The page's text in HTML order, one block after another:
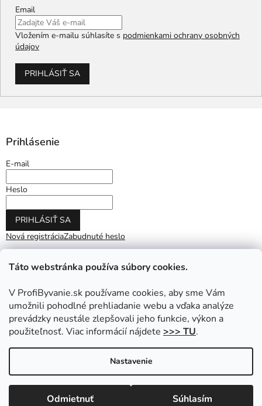
Táto webstránka používa súbory cookies.
V ProfiByvanie.sk používame cookies, aby sme Vám
umožnili pohodlné prehliadanie webu a vďaka analýze
prevádzky neustále zlepšovali jeho funkcie, výkon a
použiteľnosť. Viac informácií nájdete >>> TU.
Nastavenie
Odmietnuť Súhlasím
Email
Vložením e-mailu súhlasíte s podmienkami ochrany osobných
údajov
PRIHLÁSIŤ SA
Prihlásenie
E-mail
Heslo
PRIHLÁSIŤ SA
Nová registráciaZabudnuté heslo
Copyright 2026ProfiByvanie.sk. Všetky práva vyhradené.
Upraviť nastavenie cookies